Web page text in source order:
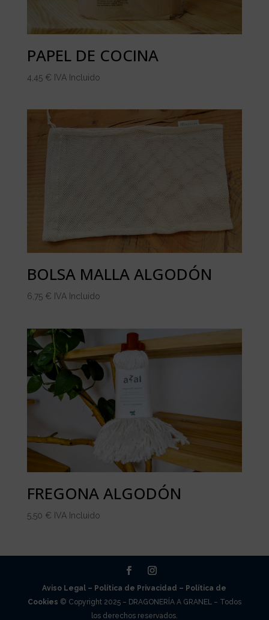
PAPEL DE COCINA
4,45 € IVA Incluido
BOLSA MALLA ALGODÓN
6,75 € IVA Incluido
FREGONA ALGODÓN
5,50 € IVA Incluido
Aviso Legal – Política de Privacidad – Política de
Cookies © Copyright 2025 – DRAGONERÍA A GRANEL – Todos
los derechos reservados.